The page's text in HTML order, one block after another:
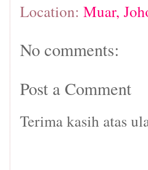
Location: Muar,
No comments:
Post a Comment
Terima kasih atas